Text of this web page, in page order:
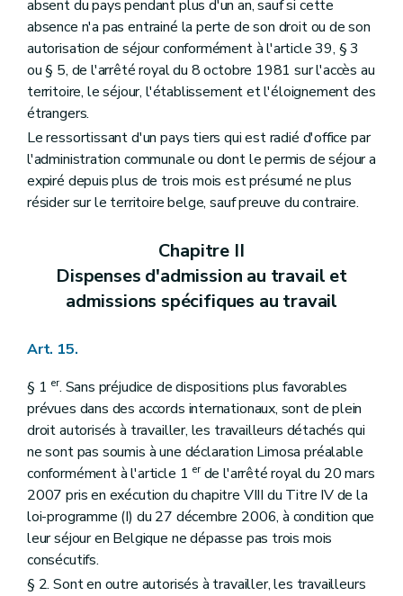
absent du pays pendant plus d'un an, sauf si cette
absence n'a pas entrainé la perte de son droit ou de son
autorisation de séjour conformément à l'article 39, § 3
ou § 5, de l'arrêté royal du 8 octobre 1981 sur l'accès au
territoire, le séjour, l'établissement et l'éloignement des
étrangers.
Le ressortissant d'un pays tiers qui est radié d'office par
l'administration communale ou dont le permis de séjour a
expiré depuis plus de trois mois est présumé ne plus
résider sur le territoire belge, sauf preuve du contraire.
Chapitre II
Dispenses d'admission au travail et
admissions spécifiques au travail
Art. 15.
§ 1 er. Sans préjudice de dispositions plus favorables
prévues dans des accords internationaux, sont de plein
droit autorisés à travailler, les travailleurs détachés qui
ne sont pas soumis à une déclaration Limosa préalable
conformément à l'article 1 erde l'arrêté royal du 20 mars
2007 pris en exécution du chapitre VIII du Titre IV de la
loi-programme (I) du 27 décembre 2006, à condition que
leur séjour en Belgique ne dépasse pas trois mois
consécutifs.
§ 2. Sont en outre autorisés à travailler, les travailleurs